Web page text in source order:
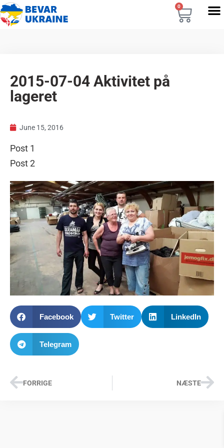
0
2015-07-04 Aktivitet på
lageret
June 15, 2016
Post 1
Post 2
Facebook Twitter LinkedIn
Telegram
FORRIGE NÆSTE